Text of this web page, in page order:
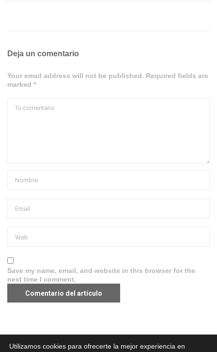
Deja un comentario
Your email address will not be published. Required fields are
marked *
Save my name, email, and website in this browser for the
next time I comment.
Aviso legal·Política de Privacidad·Política de Cookies
Utilizamos cookies para ofrecerte la mejor experiencia en